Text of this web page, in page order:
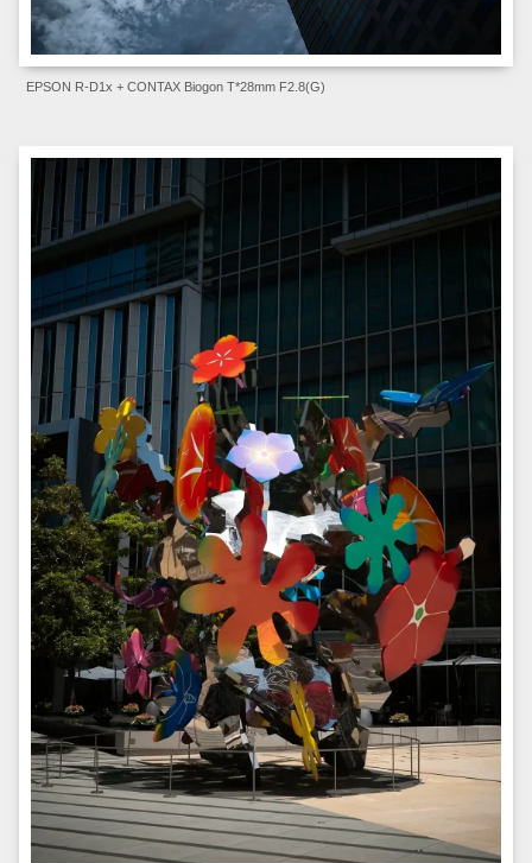
EPSON R-D1x + CONTAX Biogon T*28mm F2.8(G)